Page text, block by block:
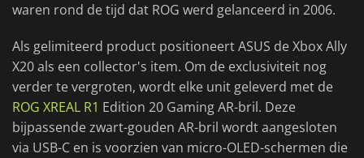
waren rond de tijd dat ROG werd gelanceerd in 2006.
Als gelimiteerd product positioneert ASUS de Xbox Ally
X20 als een collector's item. Om de exclusiviteit nog
verder te vergroten, wordt elke unit geleverd met de
ROG XREAL R1 Edition 20 Gaming AR-bril. Deze
bijpassende zwart-gouden AR-bril wordt aangesloten
via USB-C en is voorzien van micro-OLED-schermen die